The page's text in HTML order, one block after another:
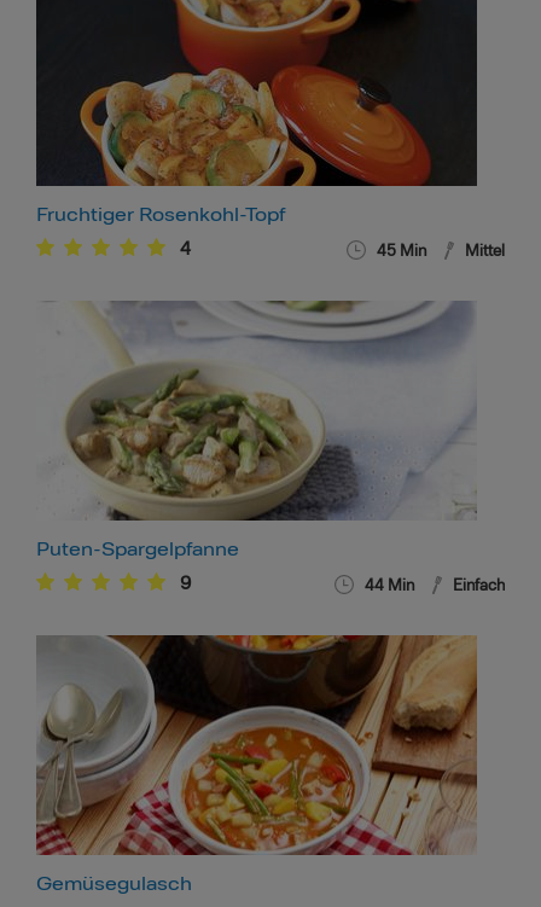
Fruchtiger Rosenkohl-Topf
4 45 Min Mittel
Puten-Spargelpfanne
9 44 Min Einfach
Gemüsegulasch